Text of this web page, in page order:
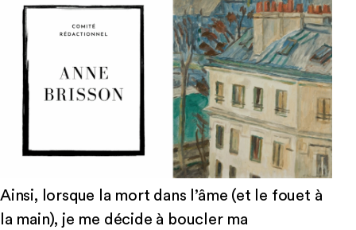
Ainsi, lorsque la mort dans l’âme (et le fouet à
la main), je me décide à boucler ma